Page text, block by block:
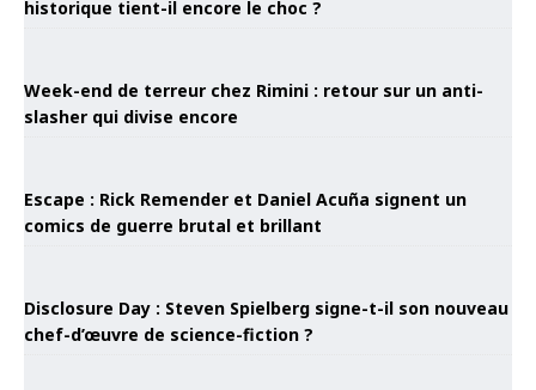
historique tient-il encore le choc ?
Week-end de terreur chez Rimini : retour sur un anti-
slasher qui divise encore
Escape : Rick Remender et Daniel Acuña signent un
comics de guerre brutal et brillant
Disclosure Day : Steven Spielberg signe-t-il son nouveau
chef-d’œuvre de science-fiction ?